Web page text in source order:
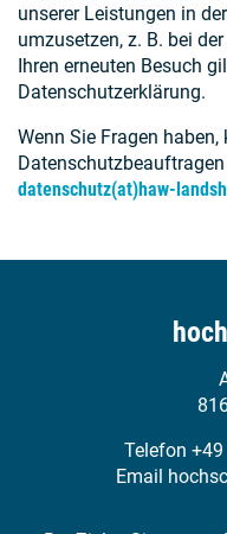
unserer Leistungen in
umzusetzen, z. B. bei
Ihren erneuten Besuch
Datenschutzerklärung.
Wenn Sie Fragen
datenschutz(at)haw-
Telefon
Email